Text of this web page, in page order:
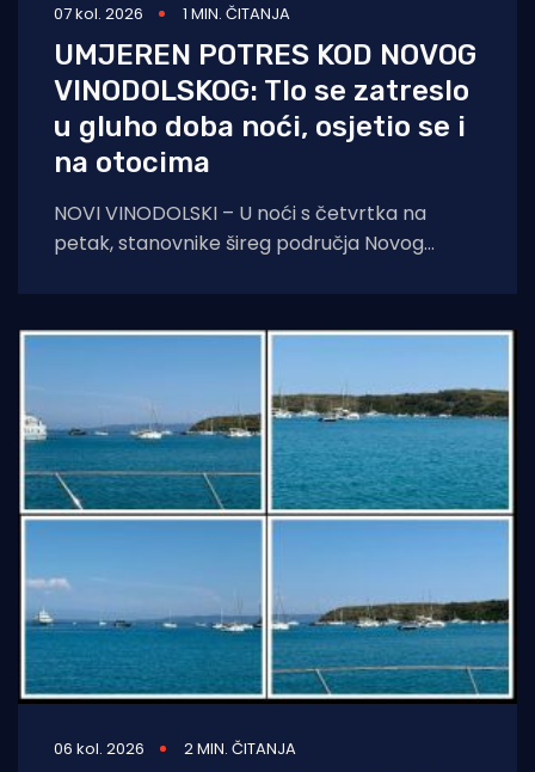
07 kol. 2026 1 MIN. ČITANJA
UMJEREN POTRES KOD NOVOG
VINODOLSKOG: Tlo se zatreslo
u gluho doba noći, osjetio se i
na otocima
NOVI VINODOLSKI – U noći s četvrtka na
petak, stanovnike šireg područja Novog
06 kol. 2026 2 MIN. ČITANJA